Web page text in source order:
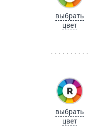
выбрать
цвет
выбрать
цвет